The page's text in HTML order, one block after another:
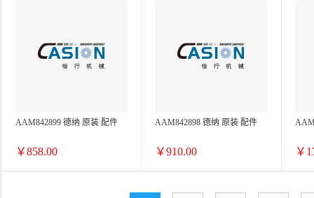
AAM842899 德纳 原装 配件
￥858.00
AAM842898 德纳 原装 配件
￥910.00 ￥